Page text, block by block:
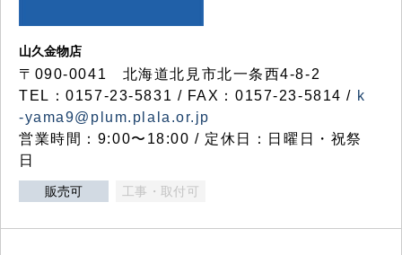
山久金物店
〒090-0041 北海道北見市北一条西4-8-2
TEL：0157-23-5831 / FAX：0157-23-5814 / k
-yama9@plum.plala.or.jp
営業時間：9:00〜18:00 / 定休日：日曜日・祝祭
日
販売可 工事・取付可